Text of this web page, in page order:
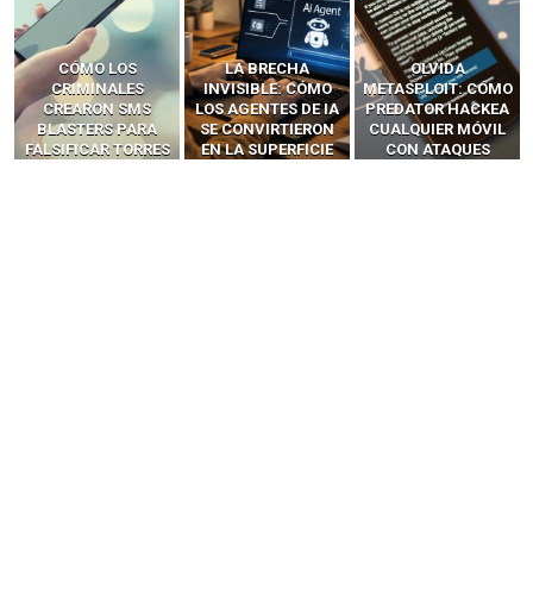
LA BRECHA
INVISIBLE: CÓMO
LOS AGENTES DE IA
SE CONVIRTIERON
EN LA SUPERFICIE
OLVIDA
METASPLOIT: CÓMO
PREDATOR HACKEA
CUALQUIER MÓVIL
CON ATAQUES
CÓMO LOS HACKERS
INTERCEPTAN OTPS
Y LLAMADAS
MÓVILES SIN
‘HACKEAR’ — EL